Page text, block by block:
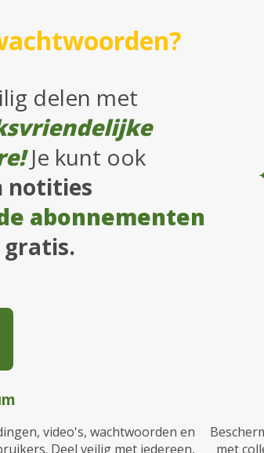
delen met
Je kunt ook
notities
abonnementen
gratis.
video's, wachtwoorden en
Deel veilig met iedereen,
met